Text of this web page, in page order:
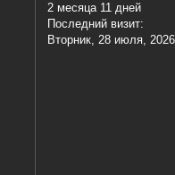
2 месяца 11 дней
Последний визит:
Вторник, 28 июля,